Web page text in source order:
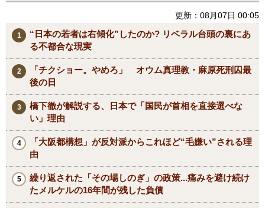
更新：08月07日 00:05
“日本の若者は右傾化”したのか? リベラル台頭の裏にあ
る不都合な現実
「チクショー。やめろ」 オウム真理教・麻原死刑囚最
後の日
橋下徹が解説する、日本で「国民が首相を直接選べな
い」理由
「大阪都構想」が反対派からこれほど“毛嫌い”される理
由
繰り返された「その場しのぎ」の政策...痛みを避け続け
たメルケルの16年間が残した負債